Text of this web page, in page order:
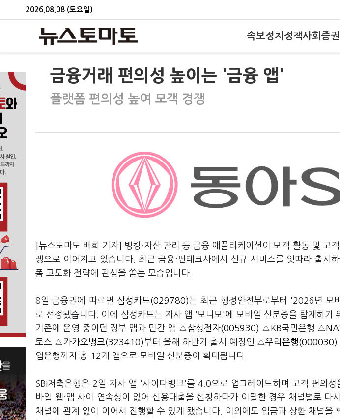
2026.08.08 (토요일)
속보정치 정책사회 증권
금융거래 편의성 높이는 '금융 앱'
플랫폼 편의성 높여 모객 경쟁
[뉴스토마토 배희 기자] 뱅킹·자산 관리 등 금융 애플리케이션이 모객 활동 및 고
쟁으로 이어지고 있습니다. 최근 금융·핀테크사에서 신규 서비스를 잇따라 출시
폼 고도화 전략에 관심을 쏟는 모습입니다.
8일 금융권에 따르면 삼성카드(029780)는 최근 행정안전부로부터 '2026년 모
로 선정됐습니다. 이에 삼성카드는 자사 앱 '모니모'에 모바일 신분증을 탑재하기
기존에 운영 중이던 정부 앱과 민간 앱 △삼성전자(005930) △KB국민은행 △
토스 △카카오뱅크(323410)부터 올해 하반기 출시 예정인 △우리은행(000030)
업은행까지 총 12개 앱으로 모바일 신분증이 확대됩니다.
SBI저축은행은 2일 자사 앱 '사이다뱅크'를 4.0으로 업그레이드하며 고객 편의
바일 웹·앱 사이 연속성이 없어 신용대출을 신청하다가 이탈한 경우 채널별로 다
채널에 관계 없이 이어서 진행할 수 있게 됐습니다. 이외에도 입금과 상환 채널을